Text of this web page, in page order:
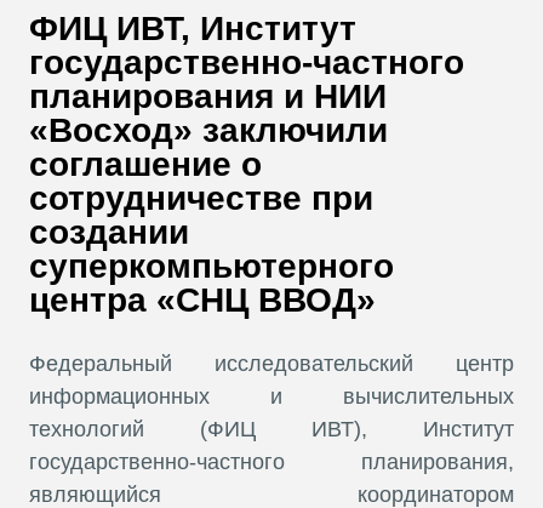
Т
ФИЦ ИВТ, Институт
государственно-частного
планирования и НИИ
«Восход» заключили
соглашение о
сотрудничестве при
создании
суперкомпьютерного
центра «​СНЦ ВВОД»
Федеральный исследовательский центр
информационных и вычислительных
технологий (ФИЦ ИВТ), Институт
государственно-частного планирования,
являющийся координатором